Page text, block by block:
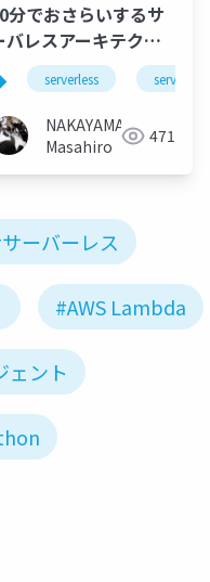
aws azure
分でおさらいするサ
バレスアーキテクチ
「サーバレスの薄い
ダイジェスト」
serverless
NAKAYAMA
Masahiro
471
ーバーレス
#AWS Lambda
ェント